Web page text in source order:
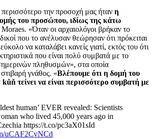
την προσοχή μας ήταν η
του προσώπου, ιδίως της κάτω
«Όταν οι αρχαιολόγοι βρήκαν το
που το ανέλυσαν θεώρησαν ότι πρόκειται
να καταλάβει κανείς γιατί, εκτός του ότι
που είναι πολύ συμβατά με το
πληθυσμών», στα οποία
γνάθος. «Βλέπουμε ότι η δομή του
τείνει να είναι περισσότερο συμβατή με
human’ EVER revealed: Scientists
who lived 45,000 years ago in
https://t.co/pc3aX01sId
uCAF2CvNCd